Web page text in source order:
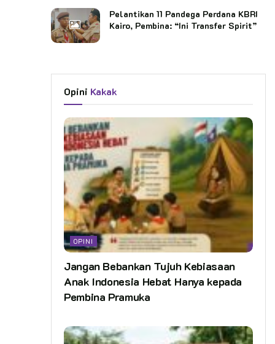
Pelantikan 11 Pandega Perdana KBRI
Kairo, Pembina: “Ini Transfer Spirit”
Opini Kakak
OPINI
Jangan Bebankan Tujuh Kebiasaan
Anak Indonesia Hebat Hanya kepada
Pembina Pramuka